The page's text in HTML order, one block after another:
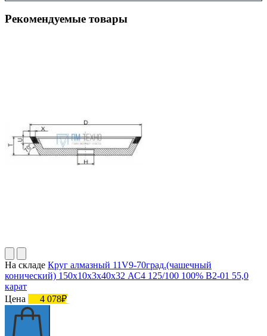
Рекомендуемые товары
На складе Круг алмазный 11V9-70град.(чашечный
конический) 150х10х3х40х32 АС4 125/100 100% В2-01 55,0
карат
Цена
4 078₽